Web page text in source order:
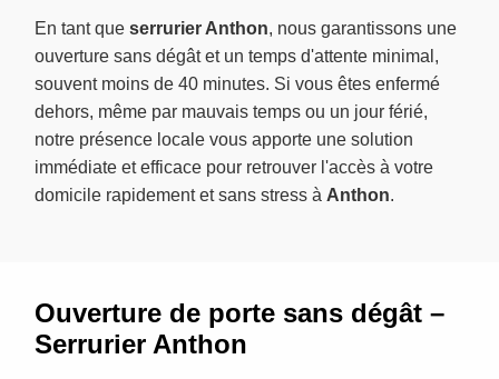
En tant que serrurier Anthon, nous garantissons une
ouverture sans dégât et un temps d'attente minimal,
souvent moins de 40 minutes. Si vous êtes enfermé
dehors, même par mauvais temps ou un jour férié,
notre présence locale vous apporte une solution
immédiate et efficace pour retrouver l'accès à votre
domicile rapidement et sans stress à Anthon.
Ouverture de porte sans dégât –
Serrurier Anthon